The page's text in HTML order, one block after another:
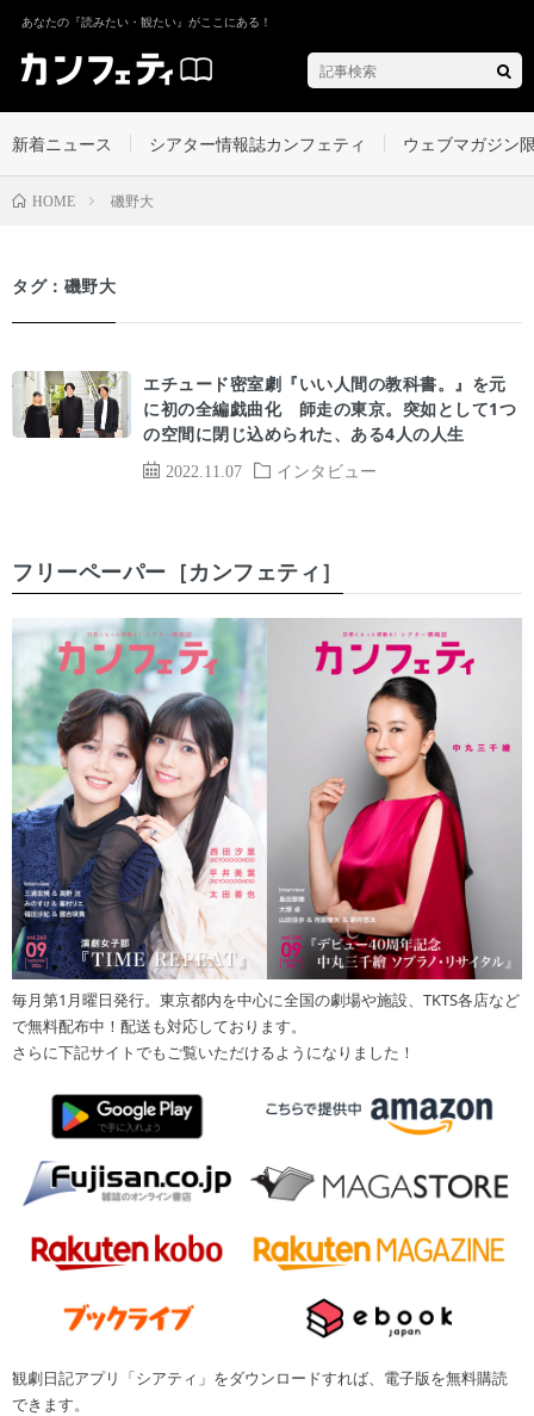
あなたの『読みたい・観たい』がここにある！
新着ニュース シアター情報誌カンフェティ ウェブマガジン
HOME 磯野大
タグ：磯野大
2022.11.07 インタビュー
エチュード密室劇『いい人間の教科書。』を元
に初の全編戯曲化 師走の東京。突如として1つ
の空間に閉じ込められた、ある4人の人生
フリーペーパー［カンフェティ］
毎月第1月曜日発行。東京都内を中心に全国の劇場や施設、TKTS各店など
で無料配布中！配送も対応しております。
さらに下記サイトでもご覧いただけるようになりました！
観劇日記アプリ「シアティ」をダウンロードすれば、電子版を無料購読
できます。